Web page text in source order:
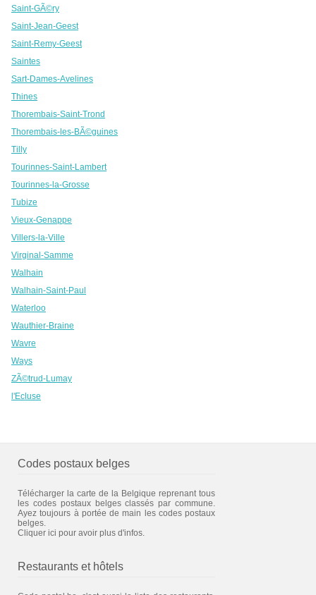
Saint-GÃ©ry
Saint-Jean-Geest
Saint-Remy-Geest
Saintes
Sart-Dames-Avelines
Thines
Thorembais-Saint-Trond
Thorembais-les-BÃ©guines
Tilly
Tourinnes-Saint-Lambert
Tourinnes-la-Grosse
Tubize
Vieux-Genappe
Villers-la-Ville
Virginal-Samme
Walhain
Walhain-Saint-Paul
Waterloo
Wauthier-Braine
Wavre
Ways
ZÃ©trud-Lumay
l'Ecluse
Codes postaux belges
Télécharger la carte de la Belgique reprenant tous
les codes postaux belges classés par commune.
Ayez toujours à portée de main les codes postaux
belges.
Cliquer ici pour avoir plus d'infos.
Restaurants et hôtels